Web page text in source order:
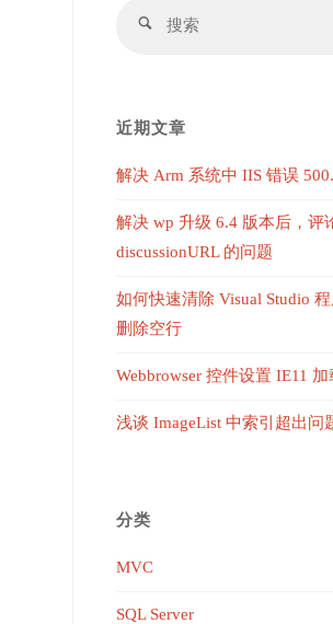
搜
近期文章
解决 Arm 系统中 IIS 错误
解决 wp 升级 6.4 版本后，评
discussionURL 的问题
如何快速清除 Visual Studio
删除空行
Webbrowser 控件设置 IE11
浅谈 ImageList 中索引超出问
分类
MVC
SQL Server